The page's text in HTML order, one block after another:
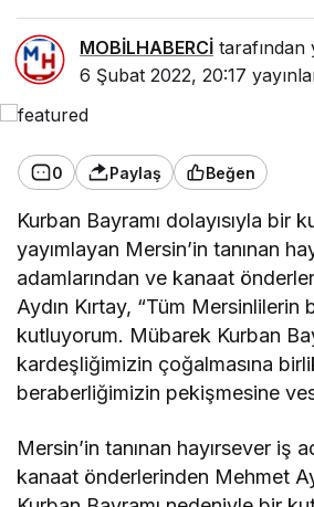
MOBİLHABERCİ tarafından
6 Şubat 2022, 20:17
0 Paylaş Beğen
Kurban Bayramı dolayısıyla bir
yayımlayan Mersin’in tanınan
adamlarından ve kanaat
Aydın Kırtay, “Tüm Mersinlilerin
kutluyorum. Mübarek Kurban
kardeşliğimizin çoğalmasına
beraberliğimizin pekişmesine
Mersin’in tanınan hayırsever iş
kanaat önderlerinden Mehmet